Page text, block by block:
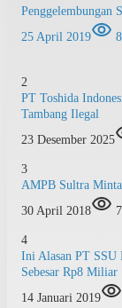
Penggelembungan
25 April 2019
2
PT Toshida
Tambang Ilegal
23 Desember 2025
3
AMPB Sultra
30 April 2018
4
Ini Alasan PT SSU
Sebesar Rp8 Miliar
14 Januari 2019